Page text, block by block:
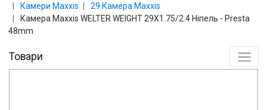
Камери Maxxis
29 Камера Maxxis
Камера Maxxis WELTER WEIGHT 29X1.75/2.4 Ніпель - Presta
48mm
Товари